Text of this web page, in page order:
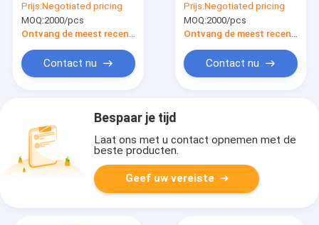
Varkenshaar de
Industriële Ronde
Straatveger
Prijs:Negotiated pricing
MOQ:2000/pcs
Ontvang de meest recente Prijs
Contact nu
Schoonmakende het
Wafeltjeborstels
voor Vegers
Prijs:Negotiated pricing
MOQ:2000/pcs
Ontvang de meest recente Prijs
Contact nu
Bespaar je tijd
Laat ons met u contact opnemen met de
beste producten.
Geef uw vereiste